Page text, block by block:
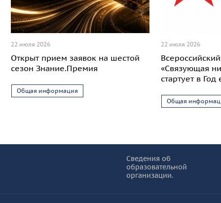
22 июля 2026
Открыт прием заявок на шестой
сезон Знание.Премия
Общая информация
22 июля 2026
«Связующая
стартует в Год
Общая
Сведения об
образовательной
организации.